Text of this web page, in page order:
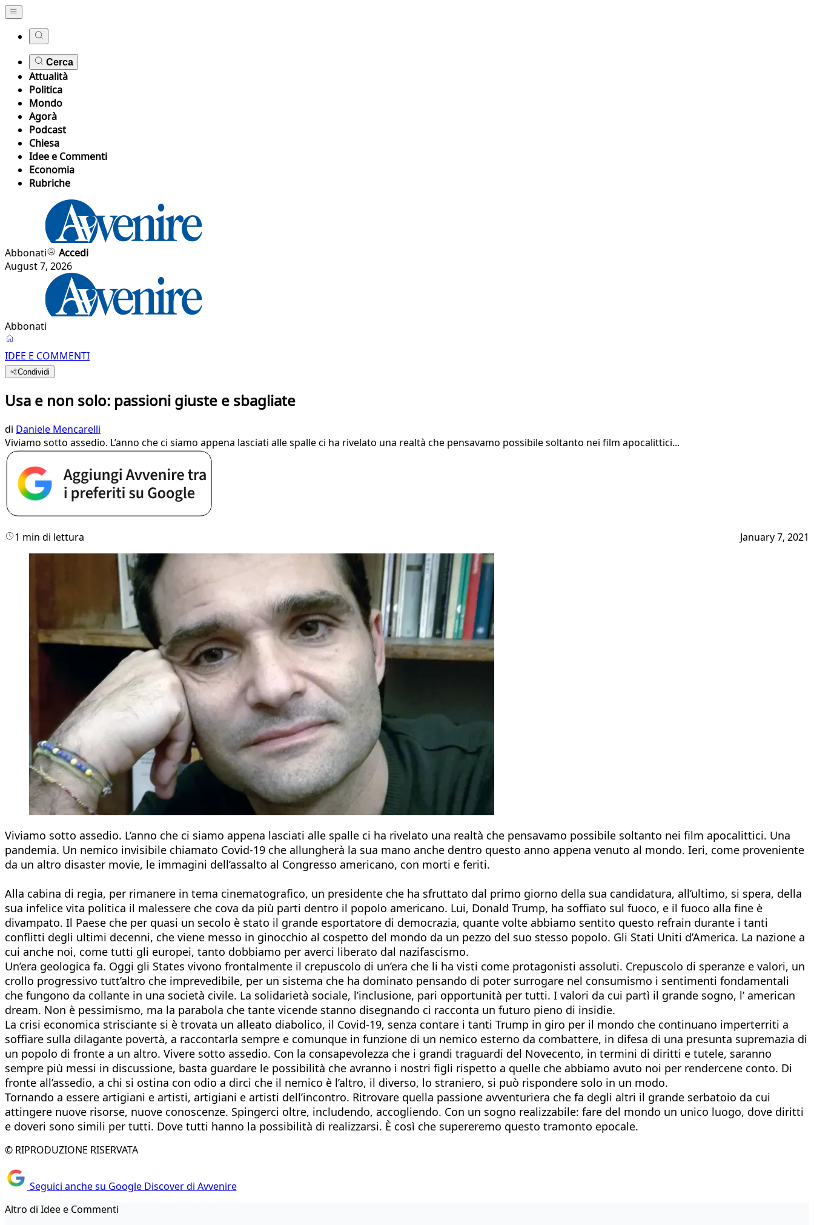
Cerca
Attualità
Politica
Mondo
Agorà
Podcast
Chiesa
Idee e Commenti
Economia
Rubriche
Abbonati
Accedi
August 7, 2026
Abbonati
IDEE E COMMENTI
Condividi
Usa e non solo: passioni giuste e sbagliate
di Daniele Mencarelli
Viviamo sotto assedio. L’anno che ci siamo appena lasciati alle spalle ci ha rivelato una realtà che pensavamo possibile soltanto nei film apocalittici...
1 min di lettura January 7, 2021
Viviamo sotto assedio. L’anno che ci siamo appena lasciati alle spalle ci ha rivelato una realtà che pensavamo possibile soltanto nei film apocalittici. Una
pandemia. Un nemico invisibile chiamato Covid-19 che allungherà la sua mano anche dentro questo anno appena venuto al mondo. Ieri, come proveniente
da un altro disaster movie, le immagini dell’assalto al Congresso americano, con morti e feriti.
Alla cabina di regia, per rimanere in tema cinematografico, un presidente che ha sfruttato dal primo giorno della sua candidatura, all’ultimo, si spera, della
sua infelice vita politica il malessere che cova da più parti dentro il popolo americano. Lui, Donald Trump, ha soffiato sul fuoco, e il fuoco alla fine è
divampato. Il Paese che per quasi un secolo è stato il grande esportatore di democrazia, quante volte abbiamo sentito questo refrain durante i tanti
conflitti degli ultimi decenni, che viene messo in ginocchio al cospetto del mondo da un pezzo del suo stesso popolo. Gli Stati Uniti d’America. La nazione a
cui anche noi, come tutti gli europei, tanto dobbiamo per averci liberato dal nazifascismo.
Un’era geologica fa. Oggi gli States vivono frontalmente il crepuscolo di un’era che li ha visti come protagonisti assoluti. Crepuscolo di speranze e valori, un
crollo progressivo tutt’altro che imprevedibile, per un sistema che ha dominato pensando di poter surrogare nel consumismo i sentimenti fondamentali
che fungono da collante in una società civile. La solidarietà sociale, l’inclusione, pari opportunità per tutti. I valori da cui partì il grande sogno, l’ american
dream. Non è pessimismo, ma la parabola che tante vicende stanno disegnando ci racconta un futuro pieno di insidie.
La crisi economica strisciante si è trovata un alleato diabolico, il Covid-19, senza contare i tanti Trump in giro per il mondo che continuano imperterriti a
soffiare sulla dilagante povertà, a raccontarla sempre e comunque in funzione di un nemico esterno da combattere, in difesa di una presunta supremazia di
un popolo di fronte a un altro. Vivere sotto assedio. Con la consapevolezza che i grandi traguardi del Novecento, in termini di diritti e tutele, saranno
sempre più messi in discussione, basta guardare le possibilità che avranno i nostri figli rispetto a quelle che abbiamo avuto noi per rendercene conto. Di
fronte all’assedio, a chi si ostina con odio a dirci che il nemico è l’altro, il diverso, lo straniero, si può rispondere solo in un modo.
Tornando a essere artigiani e artisti, artigiani e artisti dell’incontro. Ritrovare quella passione avventuriera che fa degli altri il grande serbatoio da cui
attingere nuove risorse, nuove conoscenze. Spingerci oltre, includendo, accogliendo. Con un sogno realizzabile: fare del mondo un unico luogo, dove diritti
e doveri sono simili per tutti. Dove tutti hanno la possibilità di realizzarsi. È così che supereremo questo tramonto epocale.
© RIPRODUZIONE RISERVATA
Seguici anche su Google Discover di Avvenire
Altro di Idee e Commenti